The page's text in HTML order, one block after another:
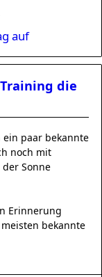
auf
die
paar bekannte
noch mit
Sonne
Erinnerung
bekannte